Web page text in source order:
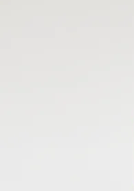
Carte de vœux
Créez quelque chose